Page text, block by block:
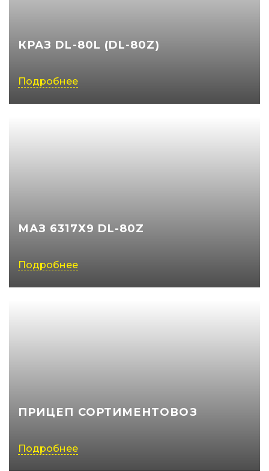
КРАЗ DL-80L (DL-80Z)
Подробнее
МАЗ 6317Х9 DL-80Z
Подробнее
ПРИЦЕП СОРТИМЕНТОВОЗ
Подробнее